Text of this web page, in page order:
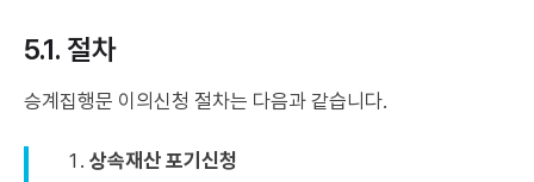
5.1. 절차
승계집행문 이의신청 절차는 다음과 같습니다.
상속재산 포기신청